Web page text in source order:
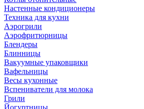
Настенные кондиционеры
Техника для кухни
Аэрогрили
Аэрофритюрницы
Блендеры
Блинницы
Вакуумные упаковщики
Вафельницы
Весы кухонные
Вспениватели для молока
Грили
Йогуртницы